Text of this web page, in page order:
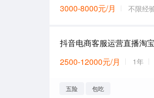
3000-8000元/月
不限经
抖音电商客服运营直播淘
2500-12000元/月
1年
五险 包吃